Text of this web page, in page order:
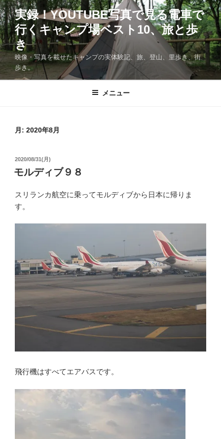
コ
ン
テ
ン
ツ
へ
ス
実録！YOUTUBE写真で見る電車で
行くキャンプ場ベスト10、旅と歩
き
映像・写真を載せたキャンプの実体験記、旅、登山、里歩き、街
歩き。
メニュー
月: 2020年8月
投
稿
日:
2020/08/31(月)
モルディブ９８
スリランカ航空に乗ってモルディブから日本に帰りま
す。
飛行機はすべてエアバスです。